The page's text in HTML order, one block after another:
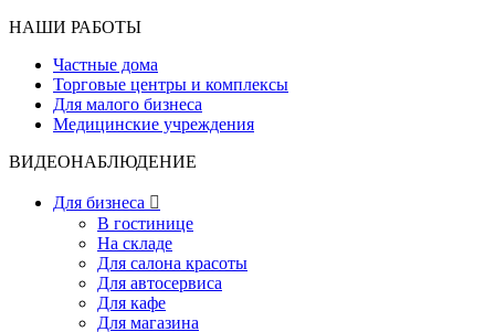
НАШИ РАБОТЫ
Частные дома
Торговые центры и комплексы
Для малого бизнеса
Медицинские учреждения
ВИДЕОНАБЛЮДЕНИЕ
Для бизнеса 
В гостинице
На складе
Для салона красоты
Для автосервиса
Для кафе
Для магазина